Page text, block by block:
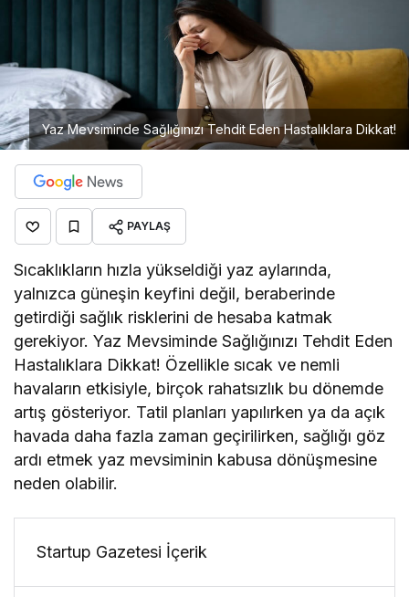
Yaz Mevsiminde Sağlığınızı Tehdit Eden Hastalıklara Dikkat!
PAYLAŞ
Sıcaklıkların hızla yükseldiği yaz aylarında,
yalnızca güneşin keyfini değil, beraberinde
getirdiği sağlık risklerini de hesaba katmak
gerekiyor. Yaz Mevsiminde Sağlığınızı Tehdit Eden
Hastalıklara Dikkat! Özellikle sıcak ve nemli
havaların etkisiyle, birçok rahatsızlık bu dönemde
artış gösteriyor. Tatil planları yapılırken ya da açık
havada daha fazla zaman geçirilirken, sağlığı göz
ardı etmek yaz mevsiminin kabusa dönüşmesine
neden olabilir.
Startup Gazetesi İçerik